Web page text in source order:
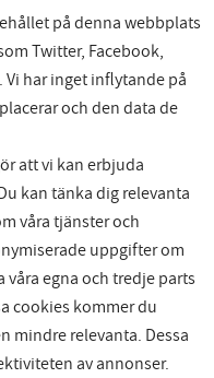
på denna webbplats
Twitter, Facebook,
har inget inflytande på
och den data de
att vi kan erbjuda
kan tänka dig relevanta
våra tjänster och
uppgifter om
egna och tredje parts
cookies kommer du
mindre relevanta. Dessa
av annonser.